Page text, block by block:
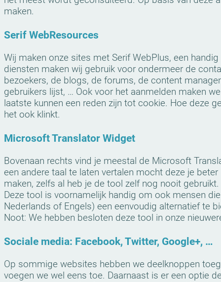
maken.
Serif WebResources
Wij maken onze sites met Serif WebPlus, een
diensten maken wij gebruik voor ondermeer de
bezoekers, de blogs, de forums, de content
gebruikers lijst, … Ook voor het aanmelden maken
laatste kunnen een reden zijn tot cookie. Hoe deze
het ook klinkt.
Microsoft Translator Widget
Bovenaan rechts vind je meestal de Microsoft
een andere taal te laten vertalen mocht deze je
maken, zelfs al heb je de tool zelf nog nooit gebruikt.
Deze tool is voornamelijk handig om ook mensen
Nederlands of Engels) een eenvoudig alternatief te
Noot: We hebben besloten deze tool in onze
Sociale media: Facebook, Twitter, Google+, …
Op sommige websites hebben we deelknoppen
voegen we wel eens toe. Daarnaast is er een optie